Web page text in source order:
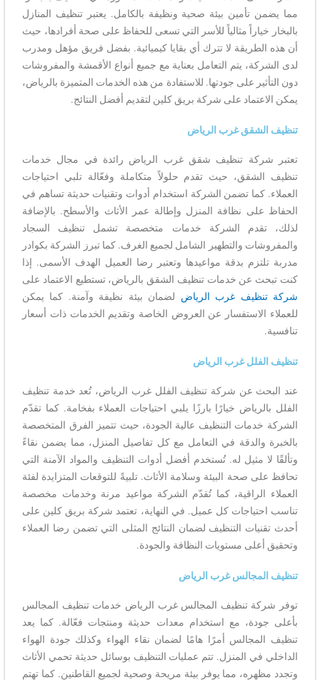
مما يضمن تأمين بيئة صحية ونظيفة بالكامل. يعتبر تنظيف المنازل
بالبخار خياراً مثالياً للأسر التي تسعى للحفاظ على صحة أفرادها، حيث
أن هذه الطريقة لا تترك أي بقايا كيميائية. بفضل فريق مؤهل ومدرب
لدى الشركة، يتم التعامل بعناية مع جميع أنواع الأقمشة والمفروشات
دون التأثير على جودتها. للاستفادة من هذه الخدمات المتميزة بالرياض،
يمكن الاعتماد على شركة بريق كلين لتقديم أفضل النتائج.
تنظيف الشقق غرب الرياض
تعتبر شركة تنظيف شقق غرب الرياض رائدة في مجال خدمات
تنظيف الشقق، حيث تقدم حلولاً متكاملة وفعّالة تلبي احتياجات
العملاء. كما تضمن الشركة استخدام أدوات وتقنيات حديثة تساهم في
الحفاظ على نظافة المنزل وإطالة عمر الأثاث والأسطح. بالإضافة
لذلك، تقدم الشركة خدمات متخصصة تشمل تنظيف السجاد
والمفروشات والتطهير الشامل لجميع الغرف. كما تبرز الشركة بكوادر
مدربة تلتزم بدقة مواعيدها وتعتبر رضا العميل الهدف الأسمى. إذا
كنت تبحث عن خدمات تنظيف الشقق بالرياض، تستطيع الاعتماد على
شركة تنظيف غرب الرياض لضمان بيئة نظيفة وآمنة. كما يمكن
للعملاء الاستفسار عن العروض الخاصة وتقديم الخدمات ذات أسعار
تنافسية.
تنظيف الفلل غرب الرياض
عند البحث عن شركة تنظيف الفلل غرب الرياض، تُعد خدمة تنظيف
الفلل بالرياض خيارًا بارزًا يلبي احتياجات العملاء بفخامة. كما تقدّم
الشركة خدمات التنظيف عالية الجودة، حيث تتميز الفرق المتخصصة
بالخبرة والدقة في التعامل مع كل تفاصيل المنزل، مما يضمن نقاءً
وتألقًا لا مثيل له. تُستخدم أفضل أدوات التنظيف والمواد الآمنة التي
تحافظ على صحة البيئة وسلامة الأثاث. تلبيةً للتوقعات المتزايدة لفئة
العملاء الراقية، كما تُقدّم الشركة مواعيد مرنة وخدمات مخصصة
تناسب احتياجات كل عميل. في النهاية، تعتمد شركة بريق كلين على
أحدث تقنيات التنظيف لضمان النتائج المثلى التي تضمن رضا العملاء
وتحقيق أعلى مستويات النظافة والجودة.
تنظيف المجالس غرب الرياض
توفر شركة تنظيف المجالس غرب الرياض خدمات تنظيف المجالس
بأعلى جودة، مع استخدام معدات حديثة ومنتجات فعّالة. كما يعد
تنظيف المجالس أمرًا هامًا لضمان نقاء الهواء وكذلك جودة الهواء
الداخلي في المنزل. تتم عمليات التنظيف بوسائل حديثة تحمي الأثاث
وتجدد مظهره، مما يوفر بيئة مريحة وصحية لجميع القاطنين. كما تهتم